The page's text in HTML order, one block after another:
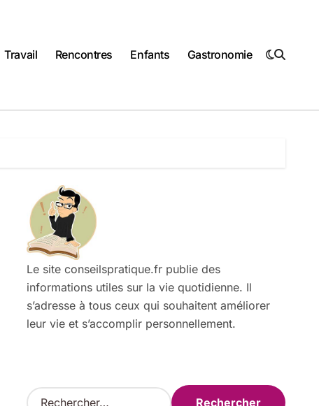
Travail Rencontres Enfants Gastronomie
Le site conseilspratique.fr publie des
informations utiles sur la vie quotidienne. Il
s’adresse à tous ceux qui souhaitent améliorer
leur vie et s’accomplir personnellement.
R